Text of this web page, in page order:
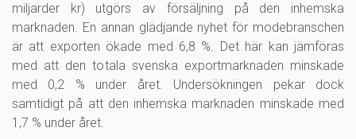
miljarder kr) utgörs av försäljning på den inhemska
marknaden. En annan glädjande nyhet för modebranschen
är att exporten ökade med 6,8 %. Det här kan jämföras
med att den totala svenska exportmarknaden minskade
med 0,2 % under året. Undersökningen pekar dock
samtidigt på att den inhemska marknaden minskade med
1,7 % under året.